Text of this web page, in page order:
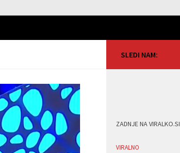
SLEDI NAM:
ZADNJE NA VIRALKO.SI
VIRALNO